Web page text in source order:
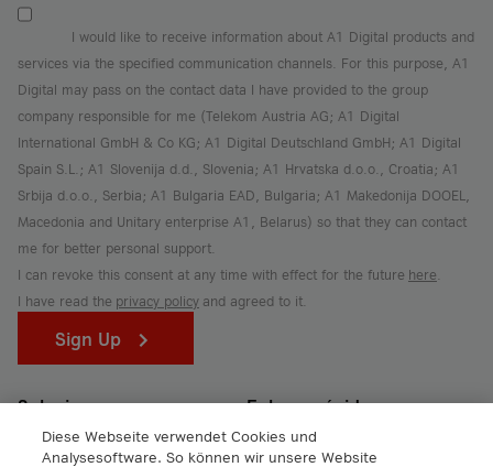
I would like to receive information about A1 Digital products and
services via the specified communication channels. For this purpose, A1
Digital may pass on the contact data I have provided to the group
company responsible for me (Telekom Austria AG; A1 Digital
International GmbH & Co KG; A1 Digital Deutschland GmbH; A1 Digital
Spain S.L.; A1 Slovenija d.d., Slovenia; A1 Hrvatska d.o.o., Croatia; A1
Srbija d.o.o., Serbia; A1 Bulgaria EAD, Bulgaria; A1 Makedonija DOOEL,
Macedonia and Unitary enterprise A1, Belarus) so that they can contact
me for better personal support.
I can revoke this consent at any time with effect for the future here
I have read the privacy policy and agreed to it.
Sign Up
Soluciones Enlaces rápidos
Centro de conocimiento
Diese Webseite verwendet Cookies und
Analysesoftware. So können wir unsere Website